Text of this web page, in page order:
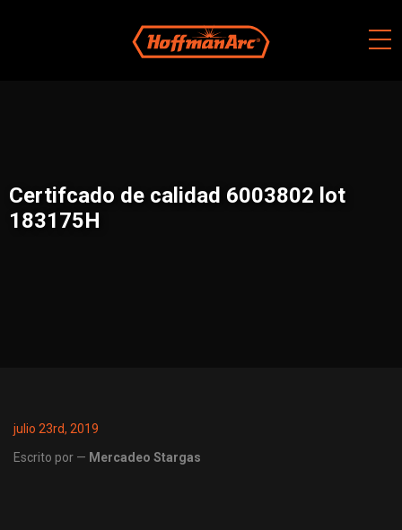
Certifcado de calidad 6003802 lot
183175H
julio 23rd, 2019
Escrito por — Mercadeo Stargas